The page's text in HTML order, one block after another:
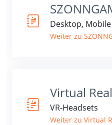
Desktop,
Weiter zu
Virtual
VR-Headsets
Weiter zu Virtual